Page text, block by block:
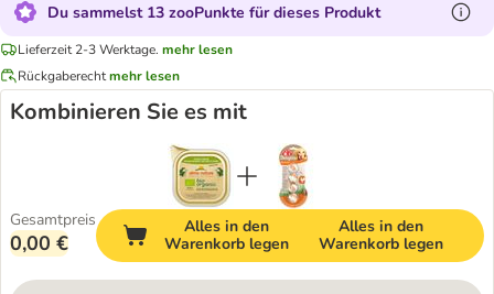
Du sammelst 13 zooPunkte für dieses Produkt
Lieferzeit 2-3 Werktage. mehr lesen
Rückgaberechtmehr lesen
Kombinieren Sie es mit
Gesamtpreis
0,00 €
Alles in den
Warenkorb legen
Alles in den
Warenkorb legen